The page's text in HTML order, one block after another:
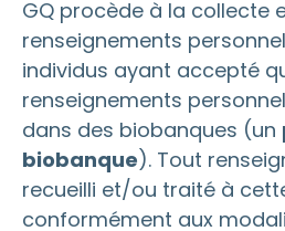
GQ procède à la collecte
renseignements
individus ayant accepté
renseignements
dans des biobanques (un
biobanque). Tout
recueilli et/ou traité à
conformément aux